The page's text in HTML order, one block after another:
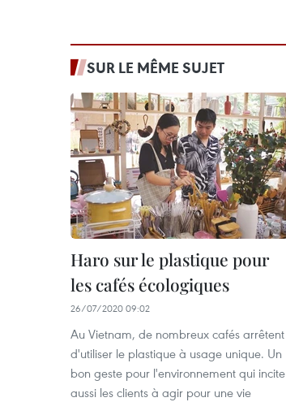
SUR LE MÊME SUJET
Haro sur le plastique pour
les cafés écologiques
26/07/2020 09:02
Au Vietnam, de nombreux cafés arrêtent
d'utiliser le plastique à usage unique. Un
bon geste pour l'environnement qui incite
aussi les clients à agir pour une vie